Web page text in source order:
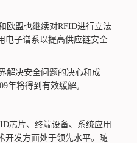
欧盟也继续对RFID进行立法
电子谱系以提高供应链安全
解决安全问题的决心和成
年将得到有效缓解。
芯片、终端设备、系统应用
开发方面处于领先水平。随